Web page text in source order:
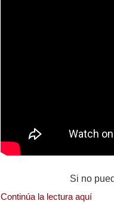
Si no
Continúa la lectura aquí